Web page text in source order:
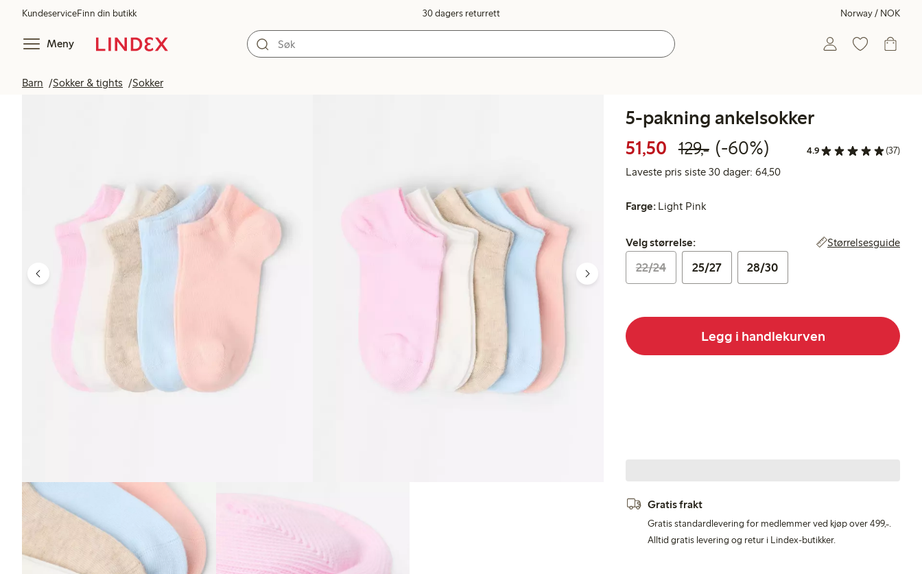
KundeserviceFinn din butikk 30 dagers returrett Norway / NOK
Meny
Barn Sokker & tights Sokker
5-pakning ankelsokker
51,50 Rabattert pris: 51,50 kr
129,-Vanlig pris: 129,00 kr
60% rabatt
(-60%) 4.9 (37)
Laveste pris siste 30 dager: 64,50Laveste pris siste 30 dager:
Farge: Light Pink
Velg størrelse:
Velg størrelse: Størrelsesguide
22/24 25/27 28/30
Legg i handlekurven
Gratis frakt
Gratis standardlevering for medlemmer ved kjøp over 499,-.
Alltid gratis levering og retur i Lindex-butikker.